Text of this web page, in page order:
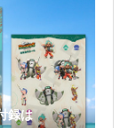
録は